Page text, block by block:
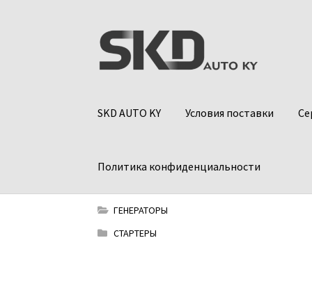
Перейти
к
навигации
Перейти
к
содержимому
SKD AUTO KY Условия поставки
Политика конфиденциальности
ГЕНЕРАТОРЫ
СТАРТЕРЫ